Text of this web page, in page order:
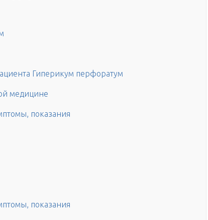
Гиперикум перфоратум
медицине
показания
показания